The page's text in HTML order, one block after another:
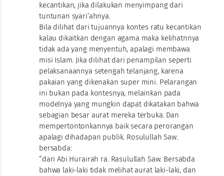
kecantikan, jika dilakukan menyimpang dari
tuntunan syari’ahnya.
Bila dilihat dari tujuannya kontes ratu kecantikan
kalau dikaitkan dengan agama maka kelihatnnya
tidak ada yang menyentuh, apalagi membawa
misi Islam. Jika dilihat dari penampilan seperti
pelaksanaannya setengah telanjang, karena
pakaian yang dikenakan super mini. Pelarangan
ini bukan pada kontesnya, melainkan pada
modelnya yang mungkin dapat dikatakan bahwa
sebagian besar aurat mereka terbuka. Dan
mempertontonkannya baik secara perorangan
apalagi dihadapan publik. Rosulullah Saw.
bersabda:
”dari Abi Hurairah ra. Rasulullah Saw. Bersabda
bahwa laki-laki tidak melihat aurat laki-laki, dan